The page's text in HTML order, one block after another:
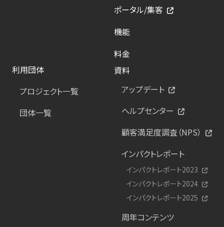
ポータル/集客
機能
料金
利用団体
プロジェクト一覧
団体一覧
資料
アップデート
ヘルプセンター
顧客満足度調査（NPS）
インパクトレポート
インパクトレポート2023
インパクトレポート2024
インパクトレポート2025
周年コンテンツ